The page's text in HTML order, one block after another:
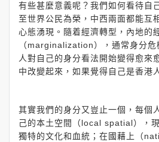
有些甚麼意義呢？我們如何看待自
至世界公民為榮，中西兩面都能
心態湧現。隨着經濟轉型，內地的
（marginalization），通常身分
人對自己的身分看法開始變得愈來
中改變起來，如果覺得自己是香港
其實我們的身分又豈止一個，每
己的本土空間（local spatial），
獨特的文化和血統；在國藉上（